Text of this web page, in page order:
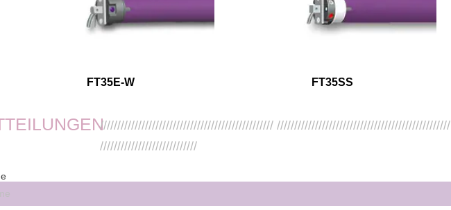
FT35E-W FT35SS
////////////////////////////////////////////////// //////////////////////////////////////////////////
////////////////////////////